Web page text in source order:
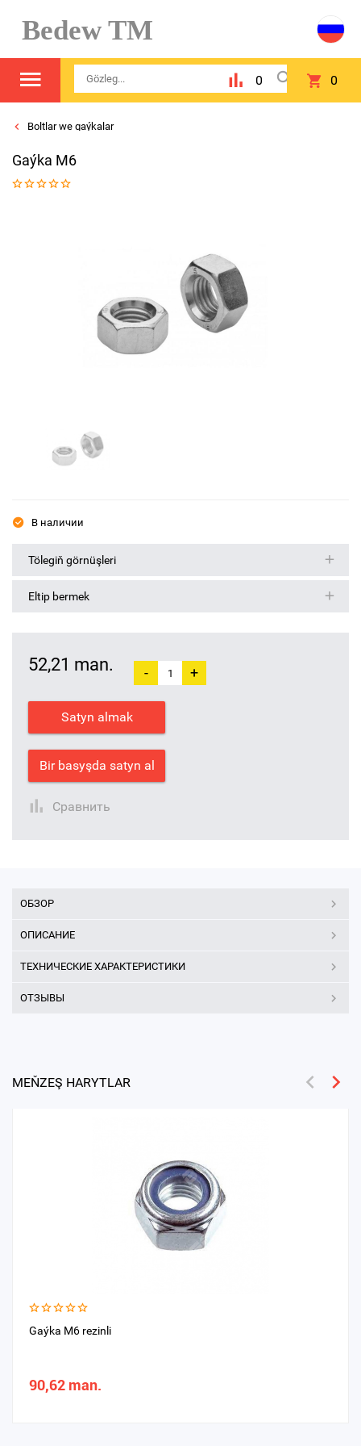
Bedew TM
0 0
Boltlar we gaýkalar
Gaýka M6
В наличии
Tölegiň görnüşleri
Eltip bermek
52,21 man. - +
Satyn almak
Bir basyşda satyn al
Сравнить
ОБЗОР
ОПИСАНИЕ
ТЕХНИЧЕСКИЕ ХАРАКТЕРИСТИКИ
ОТЗЫВЫ
MEŇZEŞ HARYTLAR
Gaýka M6 rezinli
90,62 man.